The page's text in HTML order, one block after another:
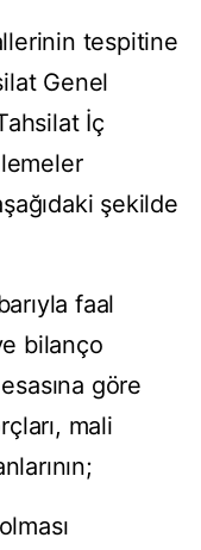
tespitine
Genel
İç
şekilde
faal
bilanço
göre
mali